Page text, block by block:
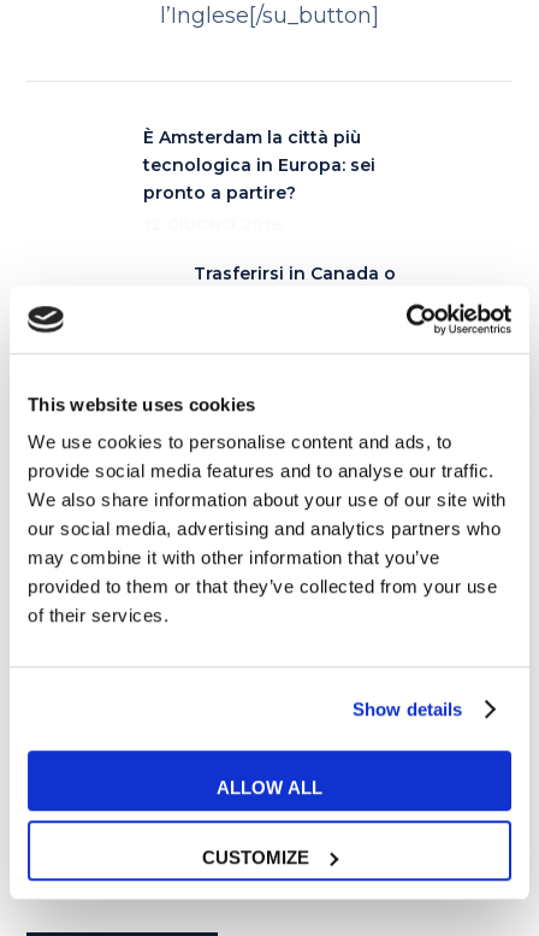
This website uses cookies
We use cookies to personalise content and ads, to
provide social media features and to analyse our traffic.
We also share information about your use of our site with
our social media, advertising and analytics partners who
may combine it with other information that you’ve
provided to them or that they’ve collected from your use
of their services.
Show details
ALLOW ALL
CUSTOMIZE
l’Inglese[/su_button]
È Amsterdam la città più
tecnologica in Europa: sei
pronto a partire?
Trasferirsi in Canada o
21 GIUGNO 2018
Articoli correlati
12